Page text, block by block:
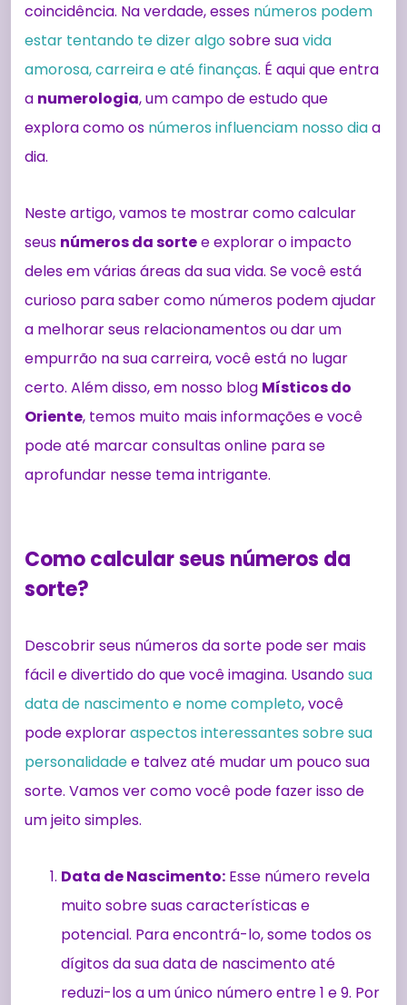
coincidência. Na verdade, esses números podem
estar tentando te dizer algosobre suavida
amorosa, carreira e até finanças. É aqui que entra
a numerologia, um campo de estudo que
explora como os números influenciam nosso diaa
dia.
Neste artigo, vamos te mostrar como calcular
seus números da sortee explorar o impacto
deles em várias áreas da sua vida. Se você está
curioso para saber como números podem ajudar
a melhorar seus relacionamentos ou dar um
empurrão na sua carreira, você está no lugar
certo. Além disso, em nosso blog Místicos do
Oriente, temos muito mais informações e você
pode até marcar consultas online para se
aprofundar nesse tema intrigante.
Como calcular seus números da
sorte?
Descobrir seus números da sorte pode ser mais
fácil e divertido do que você imagina. Usandosua
data de nascimento e nome completo, você
pode exploraraspectos interessantes sobre sua
personalidadee talvez até mudar um pouco sua
sorte. Vamos ver como você pode fazer isso de
um jeito simples.
Data de Nascimento: Esse número revela
muito sobre suas características e
potencial. Para encontrá-lo, some todos os
dígitos da sua data de nascimento até
reduzi-los a um único número entre 1 e 9. Por